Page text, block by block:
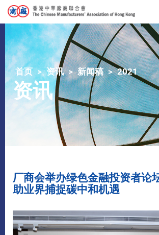
首页 资讯 新闻稿 2021
资讯
厂商会举办绿色金融投资者论
助业界捕捉碳中和机遇